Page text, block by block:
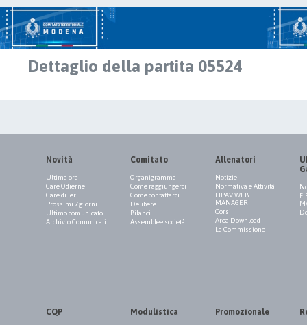
Dettaglio della partita 05524
Novità
Ultima ora
Gare Odierne
Gare di Ieri
Prossimi 7 giorni
Ultimo comunicato
Archivio Comunicati
Comitato
Organigramma
Come raggiungerci
Come contattarci
Delibere
Bilanci
Assemblee società
Allenatori
Notizie
Normativa e Attività
FIPAV WEB
MANAGER
Corsi
Area Download
La Commissione
CQP Modulistica Promozionale